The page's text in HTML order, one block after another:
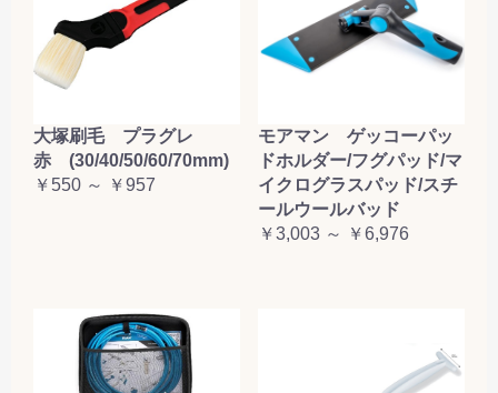
大塚刷毛 プラグレ
赤 (30/40/50/60/70mm)
￥550 ～ ￥957
モアマン ゲッコーパッ
ドホルダー/フグパッド/マ
イクログラスパッド/スチ
ールウールバッド
￥3,003 ～ ￥6,976